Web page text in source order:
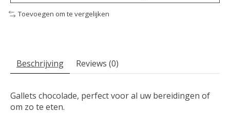
Toevoegen om te vergelijken
Beschrijving Reviews (0)
Gallets chocolade, perfect voor al uw bereidingen of
om zo te eten.